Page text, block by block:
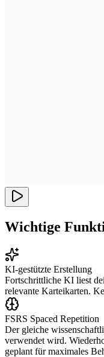
Wichtige
KI-gestützte Erstellung
Fortschrittliche KI liest
relevante Karteikarten.
FSRS Spaced Repetition
Der gleiche
verwendet wird.
geplant für maximales